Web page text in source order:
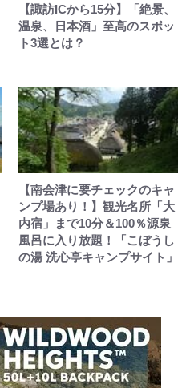
【諏訪ICから15分】「絶景、
温泉、日本酒」至高のスポッ
ト3選とは？
【南会津に要チェックのキャ
ンプ場あり！】観光名所「大
内宿」まで10分＆100％源泉
風呂に入り放題！「こぼうし
の湯 洗心亭キャンプサイト」